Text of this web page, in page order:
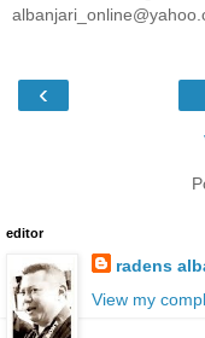
‹
editor
radens
View my